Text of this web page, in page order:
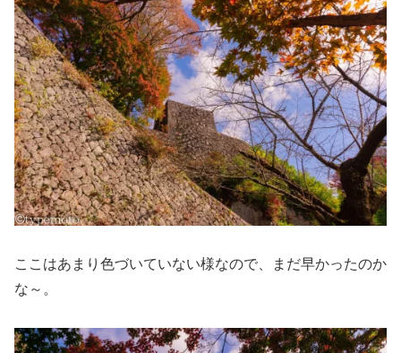
ここはあまり色づいていない様なので、まだ早かったのか
な～。